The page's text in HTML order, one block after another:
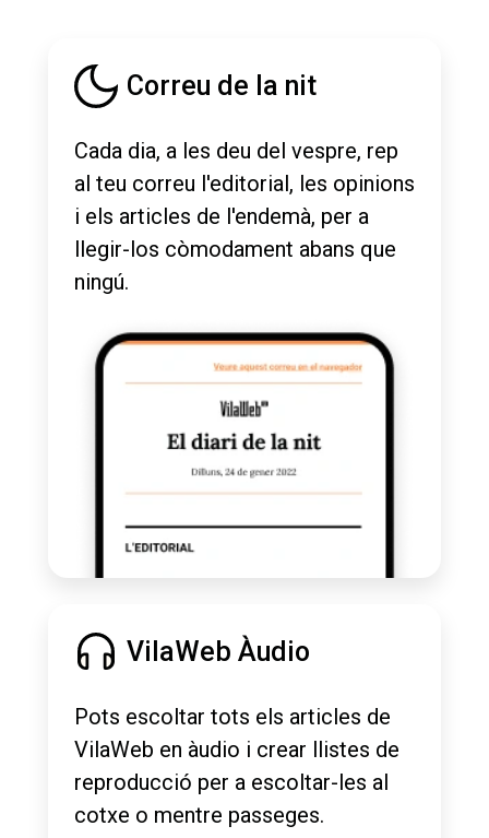
Correu de la nit
Cada dia, a les deu del vespre, rep
al teu correu l'editorial, les opinions
i els articles de l'endemà, per a
llegir-los còmodament abans que
ningú.
VilaWeb Àudio
Pots escoltar tots els articles de
VilaWeb en àudio i crear llistes de
reproducció per a escoltar-les al
cotxe o mentre passeges.